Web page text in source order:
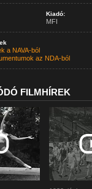
Kiadó:
MFI
a NAVA-ból
az NDA-ból
FILMHÍREK